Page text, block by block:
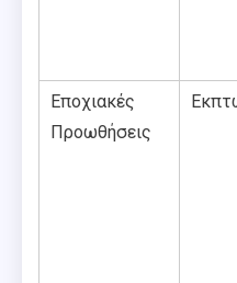
Εποχιακές
Προωθήσεις